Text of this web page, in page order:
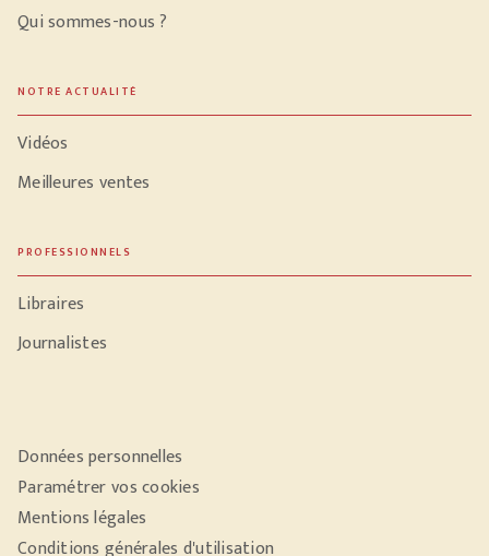
Qui sommes-nous ?
NOTRE ACTUALITÉ
Vidéos
Meilleures ventes
PROFESSIONNELS
Libraires
Journalistes
Données personnelles
Paramétrer vos cookies
Mentions légales
Conditions générales d'utilisation